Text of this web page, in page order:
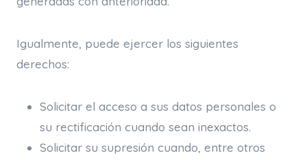
Igualmente, puede ejercer los siguientes
derechos:
Solicitar el acceso a sus datos personales o
su rectificación cuando sean inexactos.
Solicitar su supresión cuando, entre otros